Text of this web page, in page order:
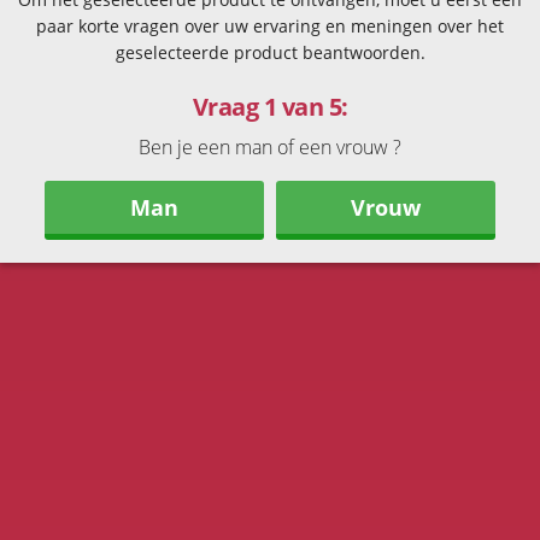
paar korte vragen over uw ervaring en meningen over het
geselecteerde product beantwoorden.
Vraag 1 van 5:
Ben je een man of een vrouw ?
Man Vrouw